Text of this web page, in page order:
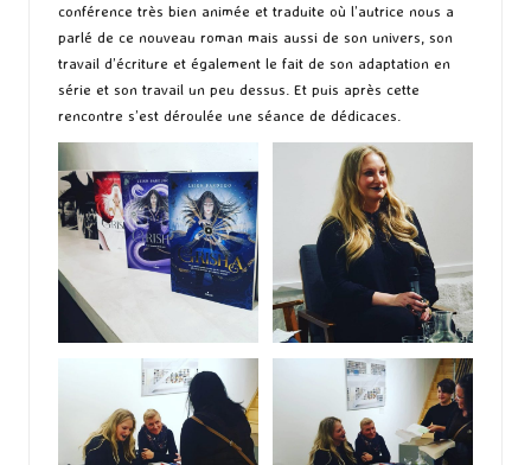
conférence très bien animée et traduite où l’autrice nous a
parlé de ce nouveau roman mais aussi de son univers, son
travail d’écriture et également le fait de son adaptation en
série et son travail un peu dessus. Et puis après cette
rencontre s’est déroulée une séance de dédicaces.